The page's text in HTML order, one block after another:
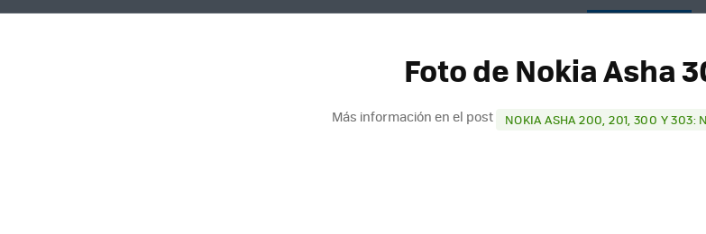
Foto de Nokia Asha
Más información en el post NOKIA ASHA 200, 201, 300 Y 303: